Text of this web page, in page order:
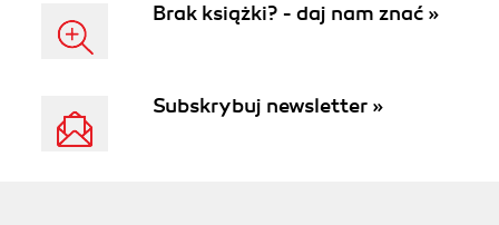
Brak książki? - daj nam znać »
Subskrybuj newsletter »